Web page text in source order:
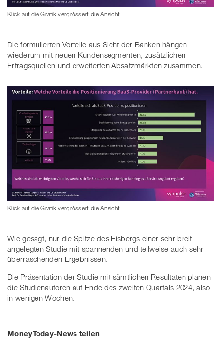
Klick auf die Grafik vergrössert die Ansicht
Die formulierten Vorteile aus Sicht der Banken hängen
wiederum mit neuen Kundensegmenten, zusätzlichen
Ertragsquellen und erweiterten Absatzmärkten zusammen.
Klick auf die Grafik vergrössert die Ansicht
Wie gesagt, nur die Spitze des Eisbergs einer sehr breit
angelegten Studie mit spannenden und teilweise auch sehr
überraschenden Ergebnissen.
Die Präsentation der Studie mit sämtlichen Resultaten planen
die Studienautoren auf Ende des zweiten Quartals 2024, also
in wenigen Wochen.
MoneyToday-News teilen